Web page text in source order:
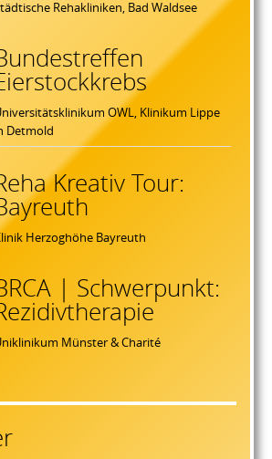
Rehakliniken, Bad Waldsee
OWL, Klinikum Lippe
Detmold
Kreativ Tour:
Herzoghöhe Bayreuth
| Schwerpunkt:
Münster & Charité